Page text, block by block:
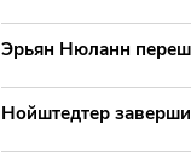
Эрьян Нюланн
Нойштедтер